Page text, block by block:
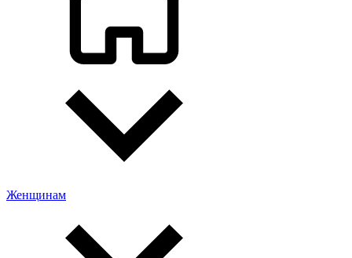
Женщинам